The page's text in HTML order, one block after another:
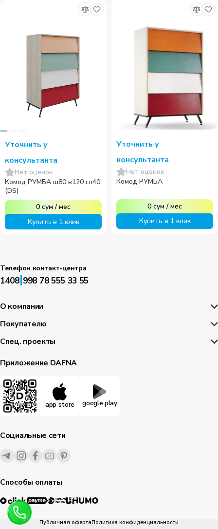
Уточнить у
консультанта
Нет оценок
Комод РУМБА ш80 в120 гл40
(DS)
0 сум /мес
Купить в 1 клик
Уточнить у
консультанта
Нет оценок
Комод РУМБА
0 сум /мес
Купить в 1 клик
Телефон контакт-центра
1408|998 78 555 33 55
О компании
Покупателю
Спец. проекты
Приложение DAFNA
app store google play
Социальные сети
Способы оплаты
Публичная офертаПолитика конфиденциальности